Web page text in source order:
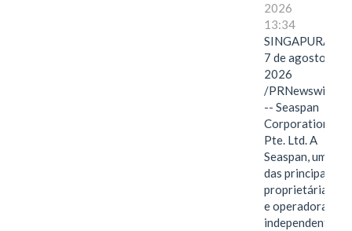
2026
13:34
SINGAPURA,
7 de agosto de
2026
/PRNewswire/
-- Seaspan
Corporation
Pte. Ltd. A
Seaspan, uma
das principais
proprietárias
e operadoras
independentes